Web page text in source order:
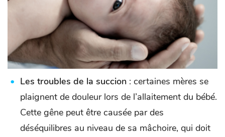
Les troubles de la succion : certaines mères se
plaignent de douleur lors de l’allaitement du bébé.
Cette gêne peut être causée par des
déséquilibres au niveau de sa mâchoire, qui doit